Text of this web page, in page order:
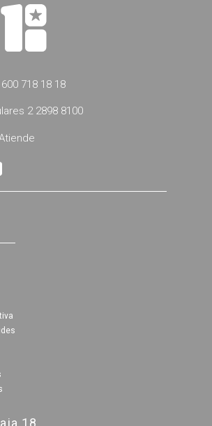
718 18 18
2 2898 8100
18